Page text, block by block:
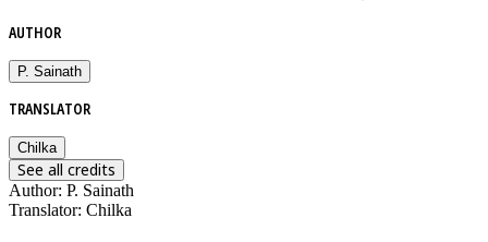
AUTHOR
P. Sainath
TRANSLATOR
Chilka
See all credits
Author: P. Sainath
Translator: Chilka